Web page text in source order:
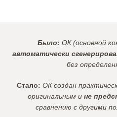
Было: ОК (основной
автоматически
без
Стало: ОК создан
оригинальным и не
сравнению с другими